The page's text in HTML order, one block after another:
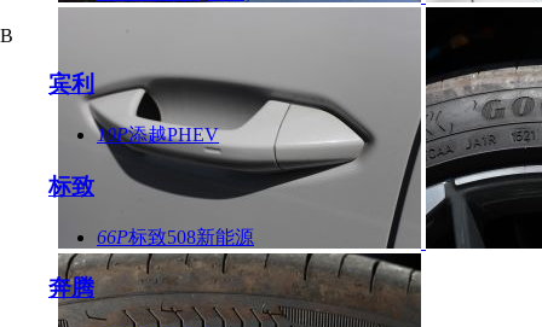
B
宾利
10P添越PHEV
标致
66P标致508新能源
奔腾